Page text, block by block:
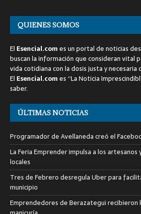
QUIENES SOMOS
El Esencial.comes un portal de noticias
buscan la información que consideran vital
vida cotidiana con la dosis justa y necesaria
El Esencial.comes “La Noticia
saber.
ÚLTIMAS NOTICIAS
Programador de Avellaneda creó el
La Feria Emprender impulsa a los
locales
Tres de Febrero desregula Uber para
municipio
Emprendedores de Berazategui recibieron